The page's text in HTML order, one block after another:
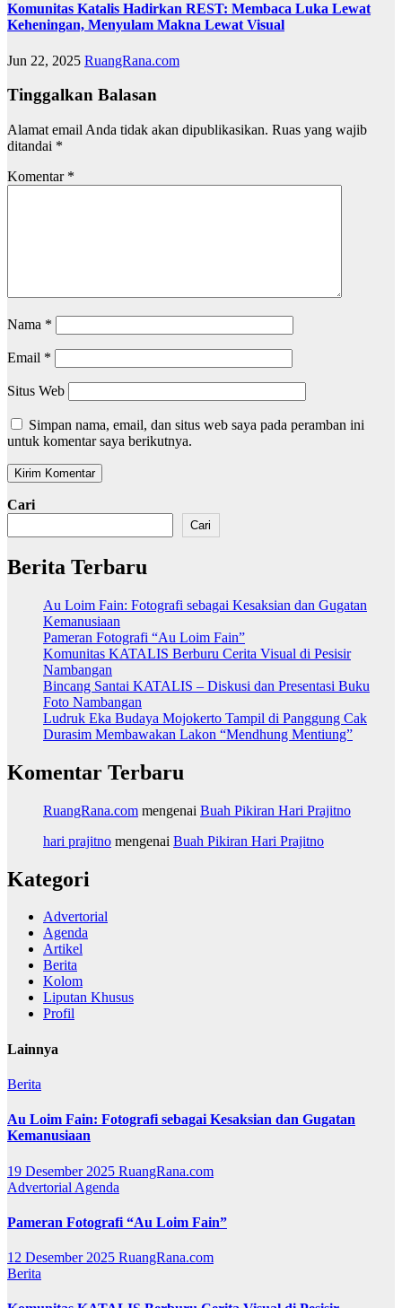
Komunitas Katalis Hadirkan REST: Membaca Luka Lewat
Keheningan, Menyulam Makna Lewat Visual
Jun 22, 2025 RuangRana.com
Tinggalkan Balasan
Alamat email Anda tidak akan dipublikasikan. Ruas yang wajib
ditandai *
Komentar *
Nama *
Email *
Situs Web
Simpan nama, email, dan situs web saya pada peramban ini
untuk komentar saya berikutnya.
Cari
Cari
Berita Terbaru
Au Loim Fain: Fotografi sebagai Kesaksian dan Gugatan
Kemanusiaan
Pameran Fotografi “Au Loim Fain”
Komunitas KATALIS Berburu Cerita Visual di Pesisir
Nambangan
Bincang Santai KATALIS – Diskusi dan Presentasi Buku
Foto Nambangan
Ludruk Eka Budaya Mojokerto Tampil di Panggung Cak
Durasim Membawakan Lakon “Mendhung Mentiung”
Komentar Terbaru
RuangRana.com mengenai Buah Pikiran Hari Prajitno
hari prajitno mengenai Buah Pikiran Hari Prajitno
Kategori
Advertorial
Agenda
Artikel
Berita
Kolom
Liputan Khusus
Profil
Lainnya
Berita
Au Loim Fain: Fotografi sebagai Kesaksian dan Gugatan
Kemanusiaan
19 Desember 2025 RuangRana.com
Advertorial Agenda
Pameran Fotografi “Au Loim Fain”
12 Desember 2025 RuangRana.com
Berita